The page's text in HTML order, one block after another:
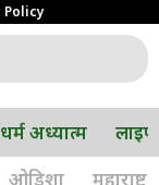
Policy
धर्म अध्यात्म
ओडिशा महाराष्ट्र